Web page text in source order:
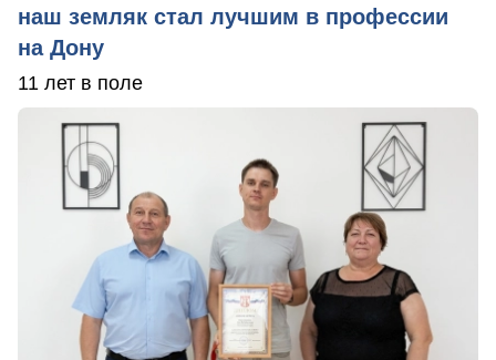
наш земляк стал лучшим в профессии
на Дону
11 лет в поле